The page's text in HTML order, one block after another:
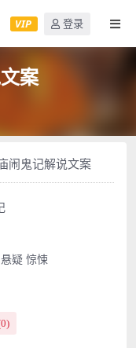
VIP 登录
案
闹鬼记解说文案
悬疑 惊悚
0)